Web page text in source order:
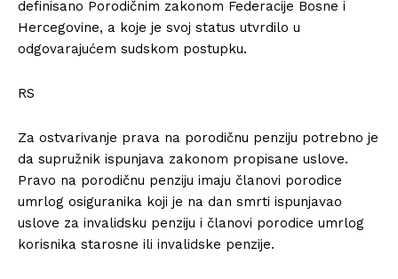
definisano Porodičnim zakonom Federacije Bosne i
Hercegovine, a koje je svoj status utvrdilo u
odgovarajućem sudskom postupku.
RS
Za ostvarivanje prava na porodičnu penziju potrebno je
da supružnik ispunjava zakonom propisane uslove.
Pravo na porodičnu penziju imaju članovi porodice
umrlog osiguranika koji je na dan smrti ispunjavao
uslove za invalidsku penziju i članovi porodice umrlog
korisnika starosne ili invalidske penzije.